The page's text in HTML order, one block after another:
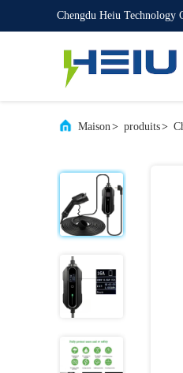
Chengdu Heiu Technology
Maison> produits>